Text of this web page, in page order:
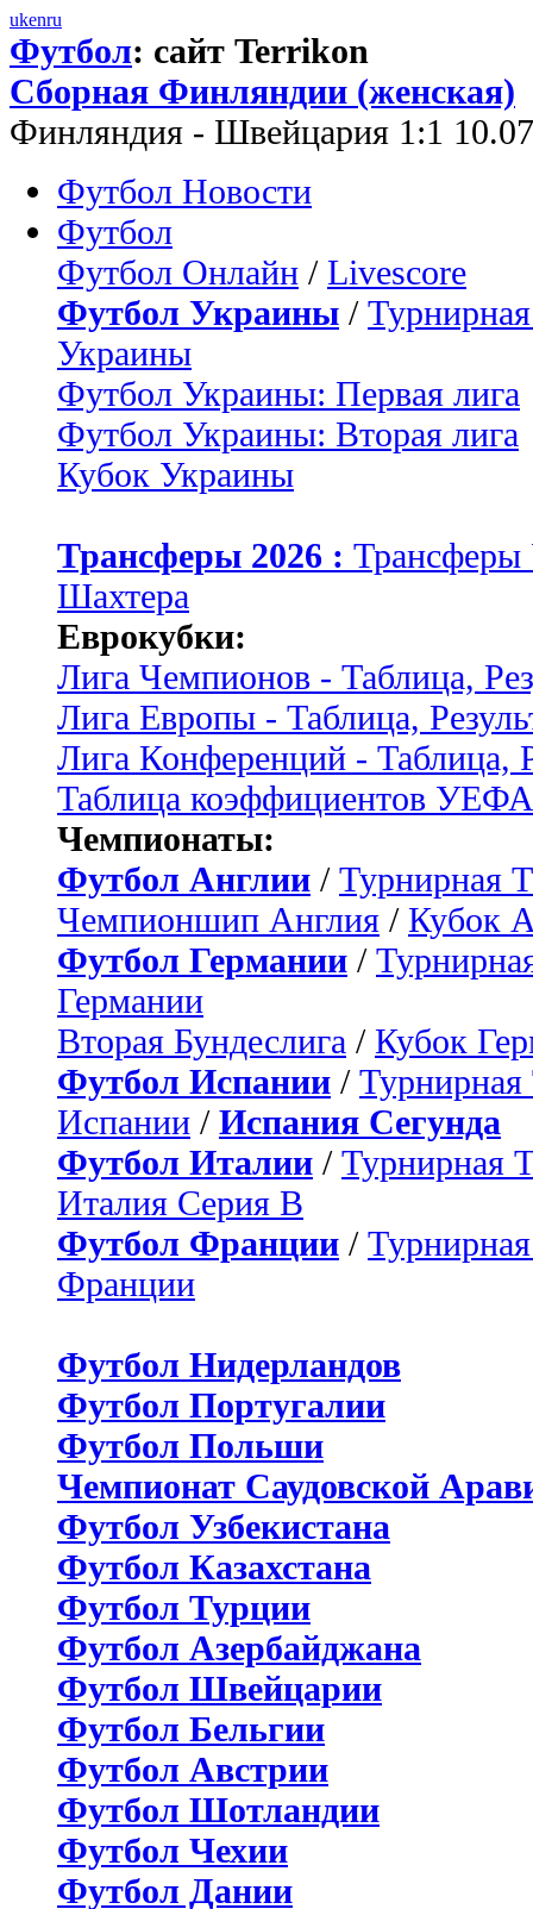
ukenru
Футбол: сайт Terrikon
Сборная Финляндии (женская)
Финляндия - Швейцария 1:1
Футбол Новости
Футбол
Футбол Онлайн / Livescore
Футбол Украины /
Украины
Футбол Украины: Первая лига
Футбол Украины: Вторая лига
Кубок Украины
Трансферы 2026 :
Шахтера
Еврокубки:
Лига Чемпионов - Таблица,
Лига Европы - Таблица,
Лига Конференций - Таблица,
Таблица коэффициентов УЕФА
Чемпионаты:
Футбол Англии / Турнирная
Чемпионшип Англия / Кубок
Футбол Германии /
Германии
Вторая Бундеслига / Кубок
Футбол Испании / Турнирная
Испании / Испания Сегунда
Футбол Италии / Турнирная
Италия Серия B
Футбол Франции /
Франции
Футбол Нидерландов
Футбол Португалии
Футбол Польши
Чемпионат Саудовской
Футбол Узбекистана
Футбол Казахстана
Футбол Турции
Футбол Азербайджана
Футбол Швейцарии
Футбол Бельгии
Футбол Австрии
Футбол Шотландии
Футбол Чехии
Футбол Дании